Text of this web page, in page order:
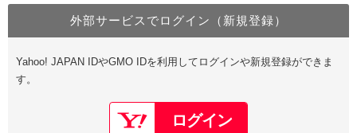
Value Domain Oneにログイン
Google
Value Domain Oneアカウント作成
以下でも登録可能
外部サービスでログイン（新規登録）
Yahoo! JAPAN IDやGMO IDを利用してログインや新規登録ができま
す。